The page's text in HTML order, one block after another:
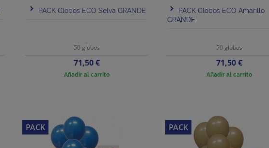
PACK Globos ECO Selva GRANDE
50 globos
Precio
71,50 €
Añadir al carrito
PACK Globos ECO Amarillo
GRANDE
50 globos
Precio
71,50 €
Añadir al carrito
PACK PACK